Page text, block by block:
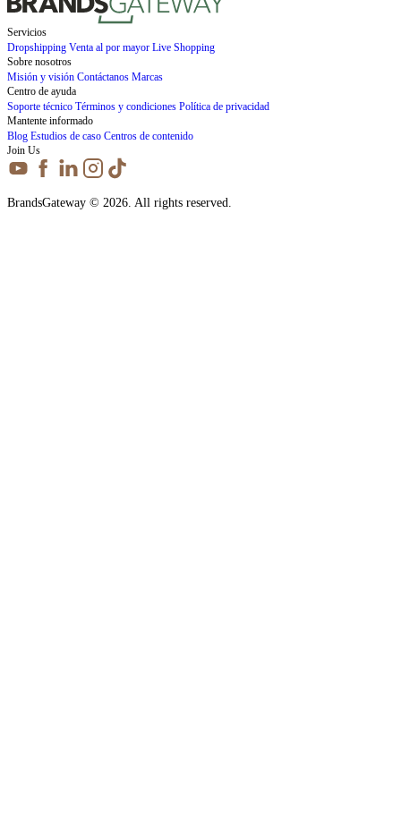
Servicios
Dropshipping Venta al por mayor Live Shopping
Sobre nosotros
Misión y visión Contáctanos Marcas
Centro de ayuda
Soporte técnico Términos y condiciones Política de privacidad
Mantente informado
Blog Estudios de caso Centros de contenido
Join Us
BrandsGateway © 2026. All rights reserved.